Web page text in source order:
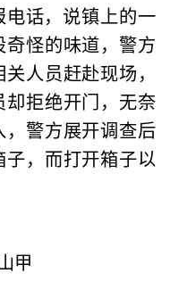
话，说镇上的一
怪的味道，警方
人员赶赴现场，
拒绝开门，无奈
警方展开调查后
，而打开箱子以
甲